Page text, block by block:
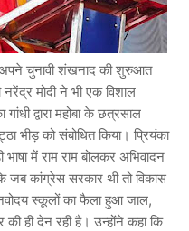
अपने चुनावी शंखनाद की शुरुआत
नरेंद्र मोदी ने भी एक विशाल
द्वारा महोबा के छत्रसाल
भीड़ को संबोधित किया। प्रियंका
में राम राम बोलकर अभिवादन
जब कांग्रेस सरकार थी तो विकास
स्कूलों का फैला हुआ जाल,
ही देन रही है। उन्होंने कहा कि